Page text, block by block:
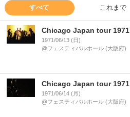
すべて これまで
Chicago Japan tour 1971
1971/06/13 (日)
@フェスティバルホール (大阪府)
Chicago Japan tour 1971
1971/06/14 (月)
@フェスティバルホール (大阪府)